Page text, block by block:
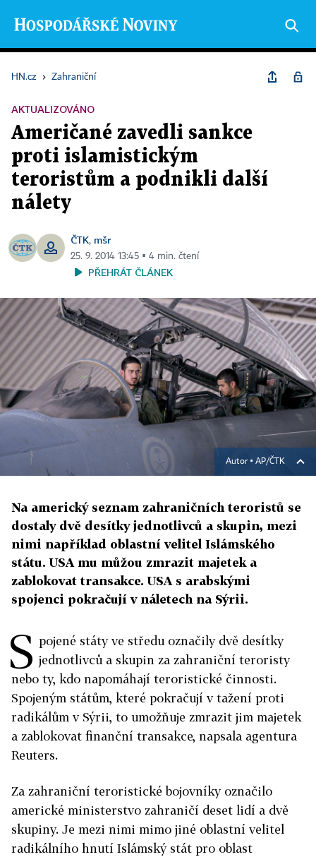
HN.cz › Zahraniční
AKTUALIZOVÁNO
Američané zavedli sankce
proti islamistickým
teroristům a podnikli další
nálety
ČTK, mšr
25. 9. 2014 13:45 ▪ 4 min. čtení
PŘEHRÁT ČLÁNEK
Autor ▪ AP/ČTK
Na americký seznam zahraničních teroristů se
dostaly dvě desítky jednotlivců a skupin, mezi
nimi například oblastní velitel Islámského
státu. USA mu můžou zmrazit majetek a
zablokovat transakce. USA s arabskými
spojenci pokračují v náletech na Sýrii.
S pojené státy ve středu označily dvě desítky
jednotlivců a skupin za zahraniční teroristy
nebo ty, kdo napomáhají teroristické činnosti.
Spojeným státům, které pokračují v tažení proti
radikálům v Sýrii, to umožňuje zmrazit jim majetek
a zablokovat finanční transakce, napsala agentura
Reuters.
Za zahraniční teroristické bojovníky označilo
americké ministerstvo zahraničí deset lidí a dvě
skupiny. Je mezi nimi mimo jiné oblastní velitel
radikálního hnutí Islámský stát pro oblast